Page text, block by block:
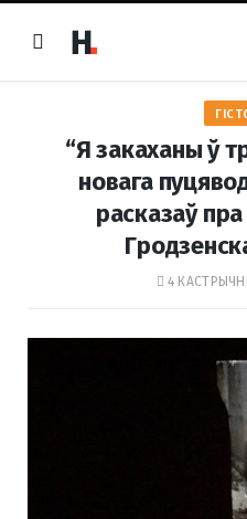
“Я закаханы ў
новага
расказаў
4